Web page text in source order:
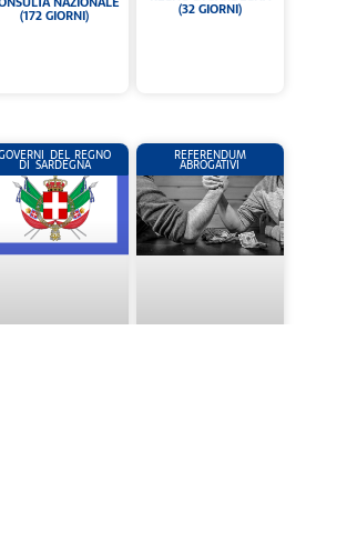
(172 GIORNI) (32 GIORNI)
DEL REGNO
DI SARDEGNA
REFERENDUM
ABROGATIVI